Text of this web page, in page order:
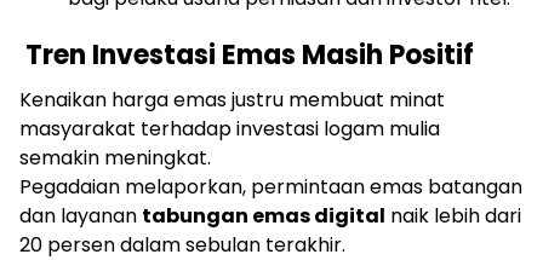
Tren Investasi Emas Masih Positif
Kenaikan harga emas justru membuat minat
masyarakat terhadap investasi logam mulia
semakin meningkat.
Pegadaian melaporkan, permintaan emas batangan
dan layanan tabungan emas digital naik lebih dari
20 persen dalam sebulan terakhir.